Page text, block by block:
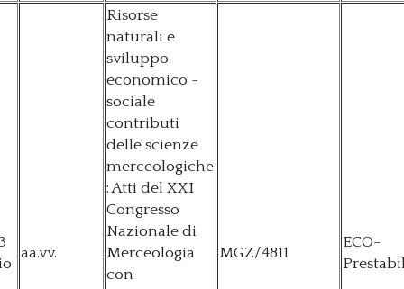
aa.vv.
Risorse
naturali e
sviluppo
economico -
sociale
contributi
delle scienze
merceologiche
: Atti del XXI
Congresso
Nazionale di
Merceologia
con
MGZ/4811
ECO-